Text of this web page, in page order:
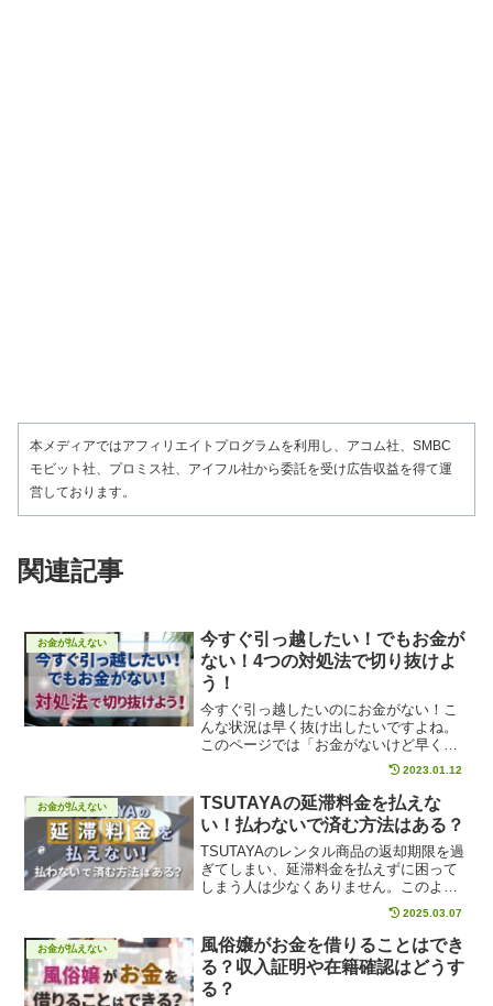
本メディアではアフィリエイトプログラムを利用し、アコム社、SMBC
モビット社、プロミス社、アイフル社から委託を受け広告収益を得て運
営しております。
関連記事
お金が払えない
今すぐ引っ越したい！でもお金が
ない！4つの対処法で切り抜けよ
う！
今すぐ引っ越したいのにお金がない！こ
んな状況は早く抜け出したいですよね。
このページでは「お金がないけど早く引
っ越ししたい！」というあなたに向け
て、いますぐできる対処法をまとめて紹
介します。賢く引越し先を探して、サク
ッと引っ越ししてしまいましょう。
2023.01.12
お金が払えない
TSUTAYAの延滞料金を払えな
い！払わないで済む方法はある？
TSUTAYAのレンタル商品の返却期限を過
ぎてしまい、延滞料金を払えずに困って
しまう人は少なくありません。このよう
な場合、どんな対処法があるのでしょう
か。高額な請求や、トラブルの発生を回
避する方法を紹介します。
2025.03.07
お金が払えない
風俗嬢がお金を借りることはでき
る？収入証明や在籍確認はどうす
る？